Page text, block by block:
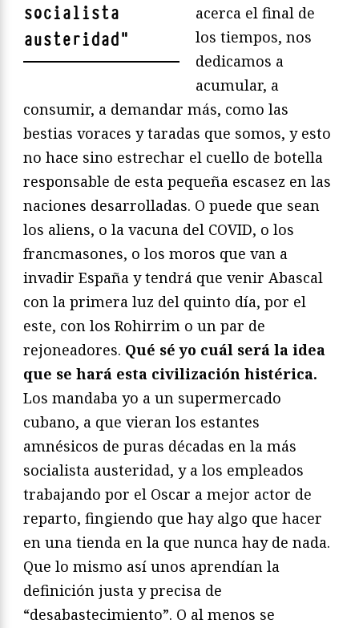
socialista
austeridad"
acerca el final de
los tiempos, nos
dedicamos a
acumular, a
consumir, a demandar más, como las
bestias voraces y taradas que somos, y esto
no hace sino estrechar el cuello de botella
responsable de esta pequeña escasez en las
naciones desarrolladas. O puede que sean
los aliens, o la vacuna del COVID, o los
francmasones, o los moros que van a
invadir España y tendrá que venir Abascal
con la primera luz del quinto día, por el
este, con los Rohirrim o un par de
rejoneadores. Qué sé yo cuál será la idea
que se hará esta civilización histérica.
Los mandaba yo a un supermercado
cubano, a que vieran los estantes
amnésicos de puras décadas en la más
socialista austeridad, y a los empleados
trabajando por el Oscar a mejor actor de
reparto, fingiendo que hay algo que hacer
en una tienda en la que nunca hay de nada.
Que lo mismo así unos aprendían la
definición justa y precisa de
“desabastecimiento”. O al menos se